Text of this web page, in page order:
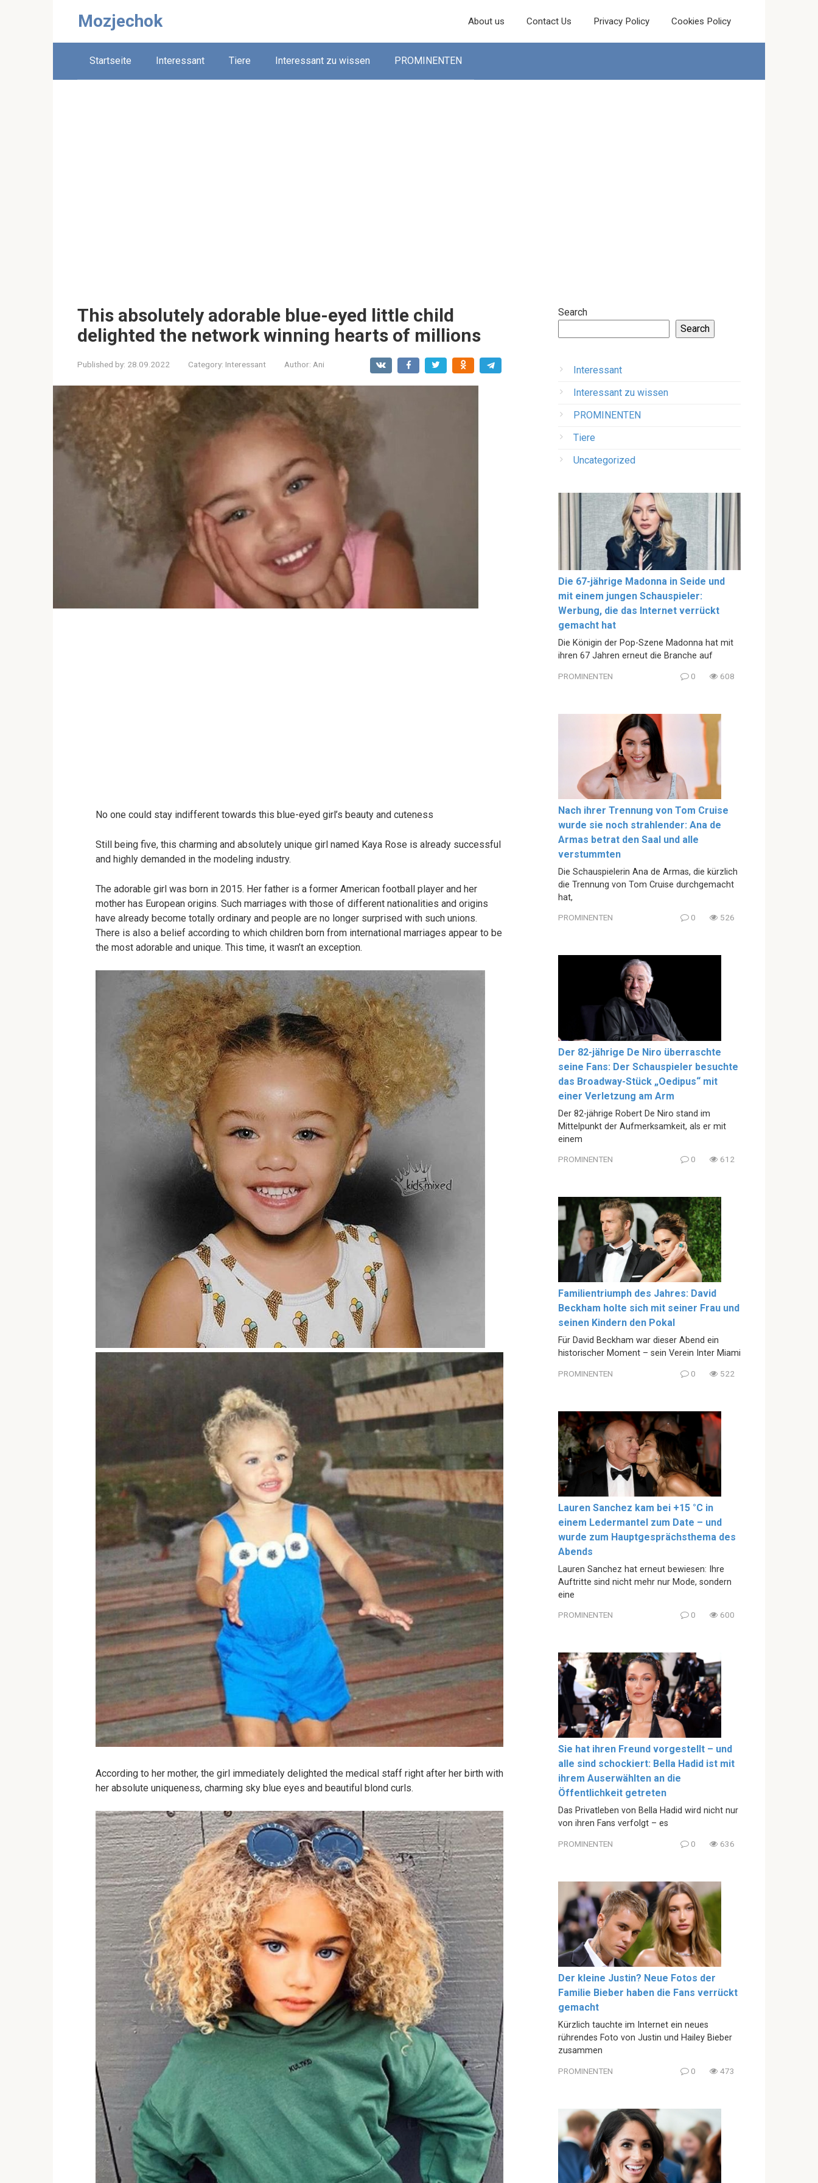
Mozjechok About us Contact Us Privacy Policy Cookies Policy
Startseite Interessant Tiere Interessant zu wissen PROMINENTEN
This absolutely adorable blue-eyed little child
delighted the network winning hearts of millions
Published by: 28.09.2022 Category: Interessant Author: Ani
No one could stay indifferent towards this blue-eyed girl’s beauty and cuteness
Still being five, this charming and absolutely unique girl named Kaya Rose is already successful
and highly demanded in the modeling industry.
The adorable girl was born in 2015. Her father is a former American football player and her
mother has European origins. Such marriages with those of different nationalities and origins
have already become totally ordinary and people are no longer surprised with such unions.
There is also a belief according to which children born from international marriages appear to be
the most adorable and unique. This time, it wasn’t an exception.
According to her mother, the girl immediately delighted the medical staff right after her birth with
her absolute uniqueness, charming sky blue eyes and beautiful blond curls.
Search
Search
Interessant
Interessant zu wissen
PROMINENTEN
Tiere
Uncategorized
Die 67-jährige Madonna in Seide und
mit einem jungen Schauspieler:
Werbung, die das Internet verrückt
gemacht hat
Die Königin der Pop-Szene Madonna hat mit
ihren 67 Jahren erneut die Branche auf
PROMINENTEN 0 608
Nach ihrer Trennung von Tom Cruise
wurde sie noch strahlender: Ana de
Armas betrat den Saal und alle
verstummten
Die Schauspielerin Ana de Armas, die kürzlich
die Trennung von Tom Cruise durchgemacht
hat,
PROMINENTEN 0 526
Der 82-jährige De Niro überraschte
seine Fans: Der Schauspieler besuchte
das Broadway-Stück „Oedipus“ mit
einer Verletzung am Arm
Der 82-jährige Robert De Niro stand im
Mittelpunkt der Aufmerksamkeit, als er mit
einem
PROMINENTEN 0 612
Familientriumph des Jahres: David
Beckham holte sich mit seiner Frau und
seinen Kindern den Pokal
Für David Beckham war dieser Abend ein
historischer Moment – sein Verein Inter Miami
PROMINENTEN 0 522
Lauren Sanchez kam bei +15 °C in
einem Ledermantel zum Date – und
wurde zum Hauptgesprächsthema des
Abends
Lauren Sanchez hat erneut bewiesen: Ihre
Auftritte sind nicht mehr nur Mode, sondern
eine
PROMINENTEN 0 600
Sie hat ihren Freund vorgestellt – und
alle sind schockiert: Bella Hadid ist mit
ihrem Auserwählten an die
Öffentlichkeit getreten
Das Privatleben von Bella Hadid wird nicht nur
von ihren Fans verfolgt – es
PROMINENTEN 0 636
Der kleine Justin? Neue Fotos der
Familie Bieber haben die Fans verrückt
gemacht
Kürzlich tauchte im Internet ein neues
rührendes Foto von Justin und Hailey Bieber
zusammen
PROMINENTEN 0 473